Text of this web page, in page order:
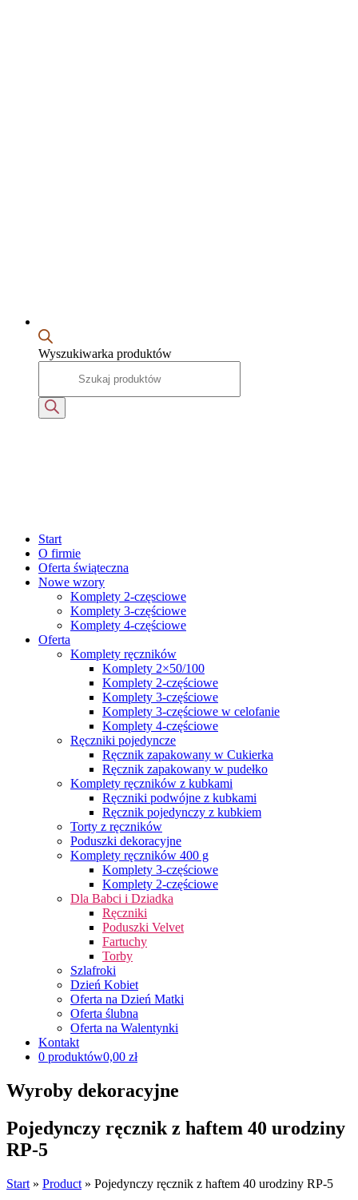
Wyszukiwarka produktów
Start
O firmie
Oferta świąteczna
Nowe wzory
Komplety 2-częsciowe
Komplety 3-częściowe
Komplety 4-częściowe
Oferta
Komplety ręczników
Komplety 2×50/100
Komplety 2-częściowe
Komplety 3-częściowe
Komplety 3-częściowe w celofanie
Komplety 4-częściowe
Ręczniki pojedyncze
Ręcznik zapakowany w Cukierka
Ręcznik zapakowany w pudełko
Komplety ręczników z kubkami
Ręczniki podwójne z kubkami
Ręcznik pojedynczy z kubkiem
Torty z ręczników
Poduszki dekoracyjne
Komplety ręczników 400 g
Komplety 3-częściowe
Komplety 2-częściowe
Dla Babci i Dziadka
Ręczniki
Poduszki Velvet
Fartuchy
Torby
Szlafroki
Dzień Kobiet
Oferta na Dzień Matki
Oferta ślubna
Oferta na Walentynki
Kontakt
0 produktów0,00 zł
Wyroby dekoracyjne
Pojedynczy ręcznik z haftem 40 urodziny
RP-5
Start » Product » Pojedynczy ręcznik z haftem 40 urodziny RP-5